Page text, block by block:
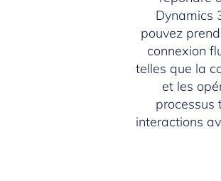
Dynamics
pouvez
connexion
telles que la
et les
processus
interactions